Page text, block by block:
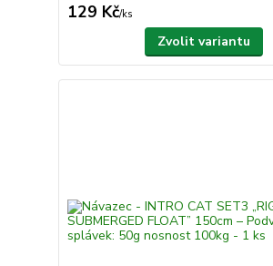
129 Kč/ks
Zvolit variantu